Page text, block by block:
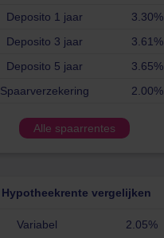
Deposito 1 jaar
3.30%
Deposito 3 jaar
3.61%
Deposito 5 jaar
3.65%
Spaarverzekering
2.00%
Alle spaarrentes
Hypotheekrente vergelijken
Variabel 2.05%